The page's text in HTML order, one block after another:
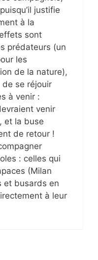
justifie
à la
sont
prédateurs (un
les
de la nature),
se réjouir
à venir :
venir
et la buse
de retour !
: celles qui
(Milan
et busards en
à leur